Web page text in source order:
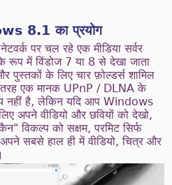
8.1 का प्रयोग
पर चल रहे एक मीडिया सर्वर
में विंडोज 7 या 8 से देखा जाता
पुस्तकों के लिए चार फ़ोल्डर्स शामिल
तरह एक मानक UPnP / DLNA के
नहीं है, लेकिन यदि आप Windows
अपने वीडियो और छवियों को देखो,
विकल्प को सक्षम, परमिट सिर्फ
सबसे हाल ही में वीडियो, चित्र और